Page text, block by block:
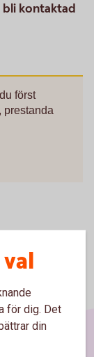
bli kontaktad
först
prestanda
för dig. Det
din